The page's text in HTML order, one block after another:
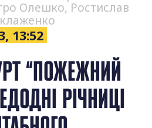
Олешко, Ростислав
13:52
“ПОЖЕЖНИЙ
РІЧНИЦІ